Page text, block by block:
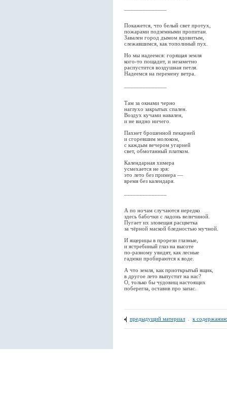
Покажется, что белый свет протух,
пожарами подземными пропитан.
Завален город дымом ядовитым,
слежавшимся, как тополиный пух.
Но мы надеемся: горящая земля
кого-то пощадит, и незаметно
распустится воздушная петля.
Надеемся на перемену ветра.
Там за окнами черно
наглухо закрытых спален.
Воздух кучами навален,
и не видно ничего.
Пахнет брошенной пекарней
и сгоревшим молоком,
с каждым вечером угарней
свет, обмотанный платком.
Календарная химера
усмехается не зря:
это лето без примера —
время без календаря.
А по ночам случаются нередко
здесь бабочки с ладонь величиной.
Пугает их зловещая расцветка
за чёрной маской бледностью мучной.
И ящерицы в прорези глазные,
и ястребиный глаз на высоте
по-разному увидят, как лесные
гадюки пробираются к воде.
А что земля, как приоткрытый ящик,
в другое лето выпустит на нас?
О, только бы чудовищ настоящих
поберегла, оставив про запас.
предыдущий материал к